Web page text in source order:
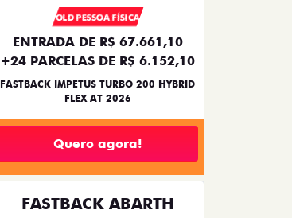
OLD PESSOA FÍSICA
ENTRADA DE R$ 67.661,10
+24 PARCELAS DE R$ 6.152,10
FASTBACK IMPETUS TURBO 200 HYBRID
FLEX AT 2026
Quero agora!
FASTBACK ABARTH